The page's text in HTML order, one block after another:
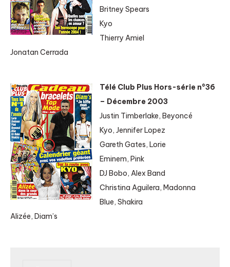
Britney Spears
Kyo
Thierry Amiel
Jonatan Cerrada
Télé Club Plus Hors-série n°36
– Décembre 2003
Justin Timberlake, Beyoncé
Kyo, Jennifer Lopez
Gareth Gates, Lorie
Eminem, Pink
DJ Bobo, Alex Band
Christina Aguilera, Madonna
Blue, Shakira
Alizée, Diam’s